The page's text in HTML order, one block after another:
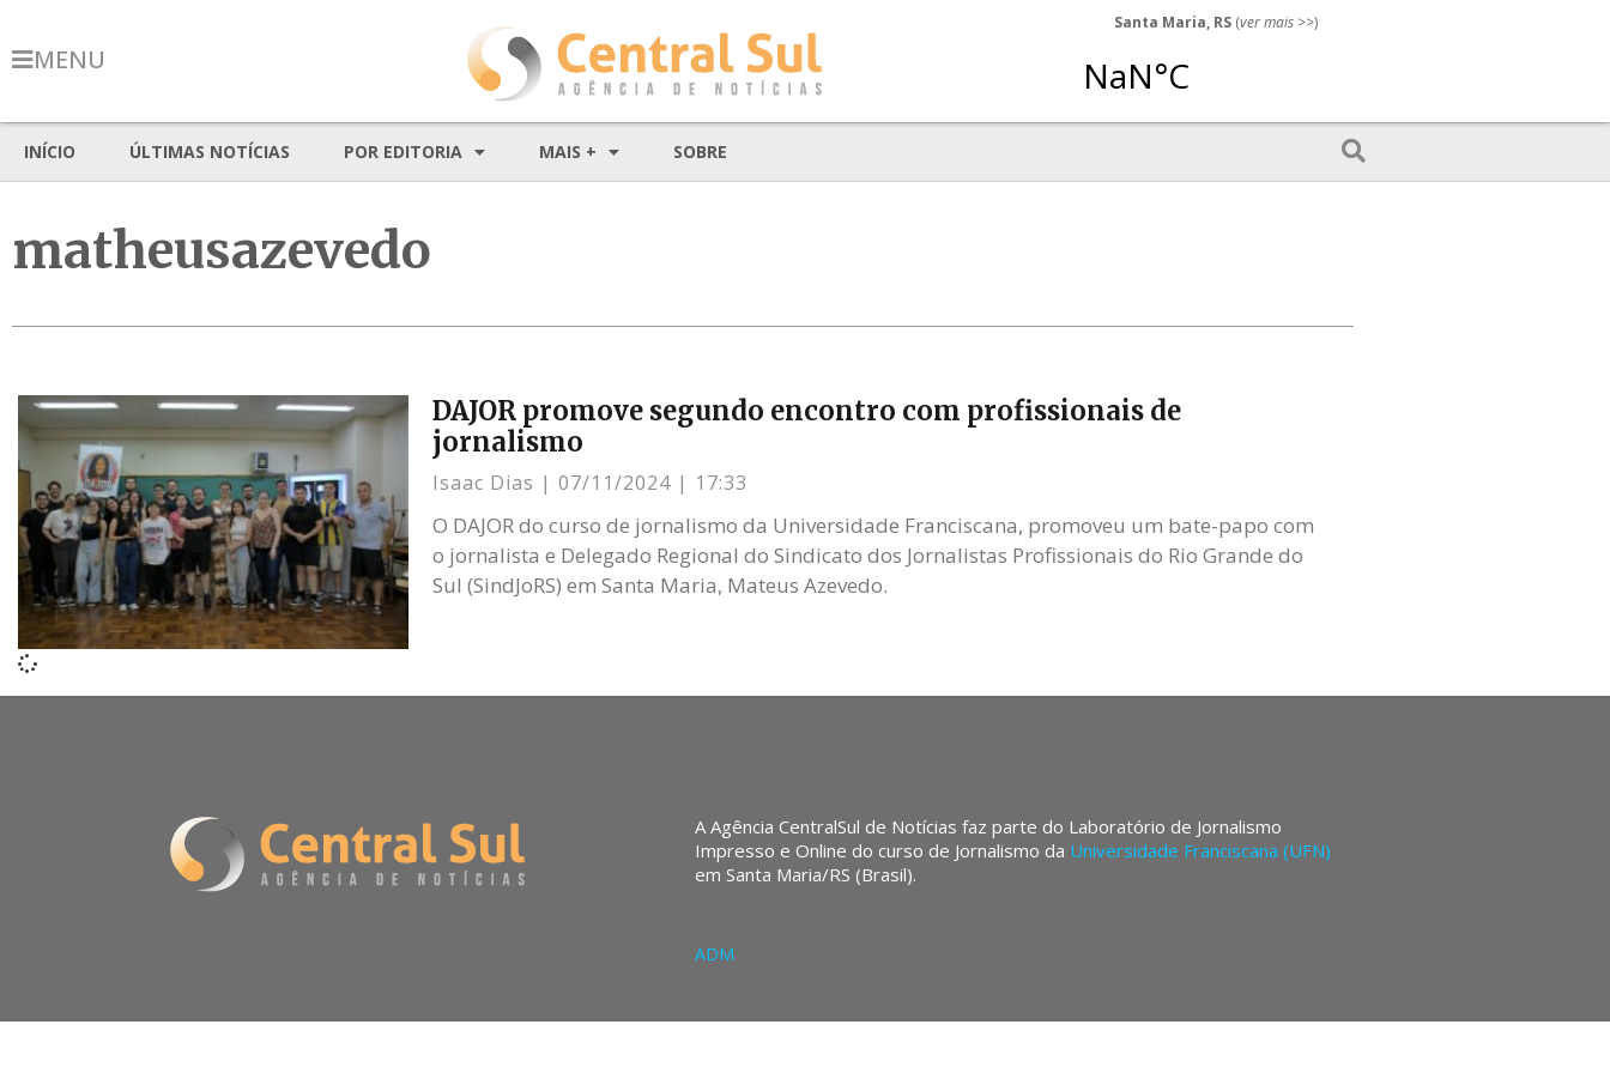
MENU
Santa Maria, RS (ver mais >>)
INÍCIO ÚLTIMAS NOTÍCIAS POR EDITORIA MAIS + SOBRE
matheusazevedo
DAJOR promove segundo encontro com profissionais de
jornalismo
Isaac Dias 07/11/2024 17:33
O DAJOR do curso de jornalismo da Universidade Franciscana, promoveu um bate-papo com
o jornalista e Delegado Regional do Sindicato dos Jornalistas Profissionais do Rio Grande do
Sul (SindJoRS) em Santa Maria, Mateus Azevedo.
A Agência CentralSul de Notícias faz parte do Laboratório de Jornalismo
Impresso e Online do curso de Jornalismo da Universidade Franciscana (UFN)
em Santa Maria/RS (Brasil).
ADM